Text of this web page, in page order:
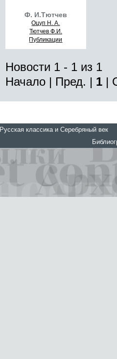
Ф. И.Тютчев
Оцуп Н. А.
Тютчев Ф.И.
Публикации
Новости 1 - 1 из 1
Начало | Пред. | 1 |
Русская классика и Серебряный век